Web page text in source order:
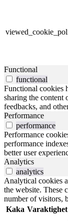
Functional
functional
Functional cookies
sharing the content
feedbacks, and
Performance
performance
Performance
performance
better user
Analytics
analytics
Analytical cookies
the website. These
number of visitors,
Kaka Varaktighet